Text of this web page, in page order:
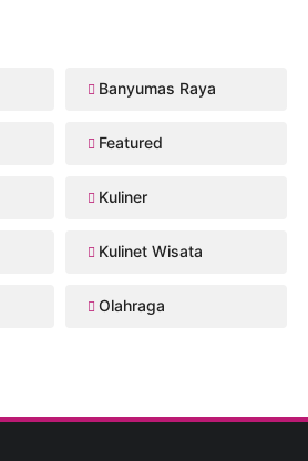
Banyumas Raya
Featured
Kuliner
Kulinet Wisata
Olahraga